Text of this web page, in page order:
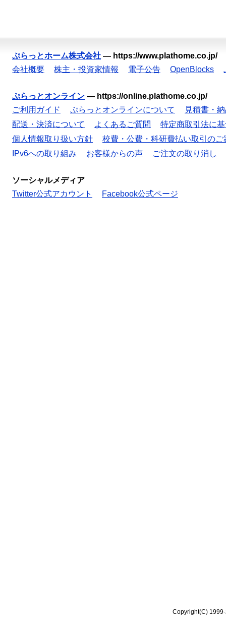
ぷらっとホーム株式会社 — https://www.plathome.co.jp/
会社概要
株主・投資家情報 電子公告 OpenBlocks
ぷらっとオンライン — https://online.plathome.co.jp/
ご利用ガイド
ぷらっとオンラインについて
見積書・
配送・決済について
よくあるご質問
特定商取引法に
個人情報取り扱い方針
校費・公費・科研費払い取引のご
IPv6への取り組み
お客様からの声 ご注文の取り消し
ソーシャルメディア
Twitter公式アカウント
Facebook公式ページ
Copyright(C)